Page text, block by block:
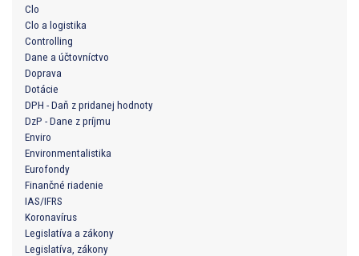
Clo
Clo a logistika
Controlling
Dane a účtovníctvo
Doprava
Dotácie
DPH - Daň z pridanej hodnoty
DzP - Dane z príjmu
Enviro
Environmentalistika
Eurofondy
Finančné riadenie
IAS/IFRS
Koronavírus
Legislatíva a zákony
Legislatíva, zákony